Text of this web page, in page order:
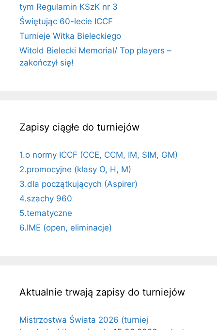
tym Regulamin KSzK nr 3
Świętując 60-lecie ICCF
Turnieje Witka Bieleckiego
Witold Bielecki Memorial/ Top players –
zakończył się!
Zapisy ciągłe do turniejów
1.o normy ICCF (CCE, CCM, IM, SIM, GM)
2.promocyjne (klasy O, H, M)
3.dla początkujących (Aspirer)
4.szachy 960
5.tematyczne
6.IME (open, eliminacje)
Aktualnie trwają zapisy do turniejów
Mistrzostwa Świata 2026 (turniej